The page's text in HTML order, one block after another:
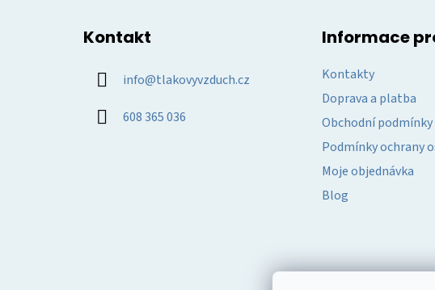
Kontakt
info@tlakovyvzduch.cz
608 365 036
Informace
Kontakty
Doprava a platba
Obchodní podmínky
Podmínky ochrany
Moje objednávka
Blog